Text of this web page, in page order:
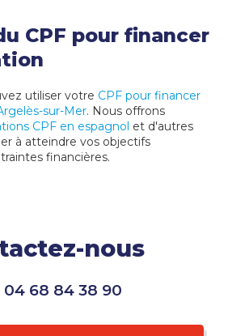
CPF pour financer
utiliser votre CPF pour financer
sur-Mer. Nous offrons
CPF en espagnol et d'autres
à atteindre vos objectifs
financières.
nous
04 68 84 38 90